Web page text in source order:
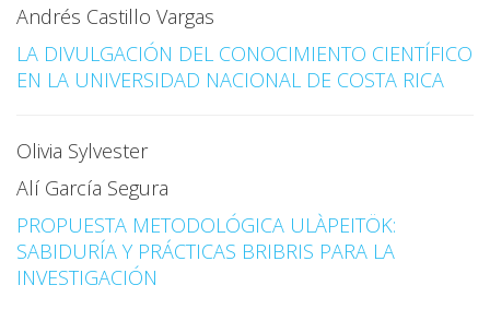
Andrés Castillo Vargas
LA DIVULGACIÓN DEL CONOCIMIENTO CIENTÍFICO
EN LA UNIVERSIDAD NACIONAL DE COSTA RICA
Olivia Sylvester
Alí García Segura
PROPUESTA METODOLÓGICA ULÀPEITÖK:
SABIDURÍA Y PRÁCTICAS BRIBRIS PARA LA
INVESTIGACIÓN